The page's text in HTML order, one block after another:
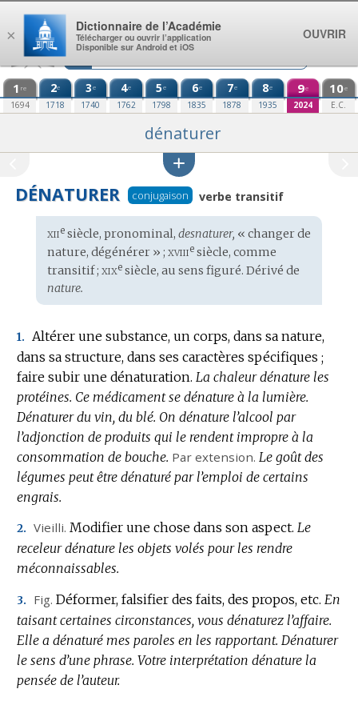
Aller au contenu
1 re
1694
2e
1718
3e
1740
4e
1762
5e
1798
6e
1835
7e
1878
8e
1935
9e
2024
10e
E.C.
dénaturer
DÉNATURER conjugaison verbe transitif
Étymologie
:
xiiesiècle, pronominal, desnaturer, « changer de
nature, dégénérer » ; xviiiesiècle, comme
transitif ; xixesiècle, au sens figuré. Dérivé de
nature.
1.
Altérer une substance, un corps, dans sa nature,
dans sa structure, dans ses caractères spécifiques ;
faire subir une dénaturation. La chaleur dénature les
protéines. Ce médicament se dénature à la lumière.
Dénaturer du vin, du blé. On dénature l’alcool par
l’adjonction de produits qui le rendent impropre à la
consommation de bouche. Par extension. Le goût des
légumes peut être dénaturé par l’emploi de certains
engrais.
2. Vieilli. Modifier une chose dans son aspect. Le
receleur dénature les objets volés pour les rendre
méconnaissables.
3. Fig. Déformer, falsifier des faits, des propos, etc. En
taisant certaines circonstances, vous dénaturez l’affaire.
Elle a dénaturé mes paroles en les rapportant. Dénaturer
le sens d’une phrase. Votre interprétation dénature la
pensée de l’auteur.
×
Dictionnaire de l’Académie
Télécharger ou ouvrir l’application
Disponible sur Android et iOS
OUVRIR